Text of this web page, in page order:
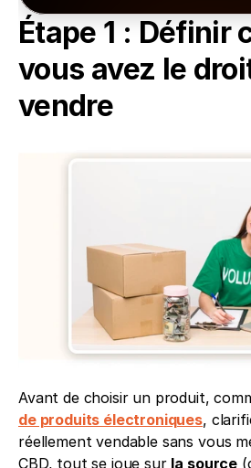
Étape 1 : Définir
vous avez le
vendre
Avant de choisir un produit,
de produits électroniques,
réellement vendable sans vous
CBD, tout se joue sur la source